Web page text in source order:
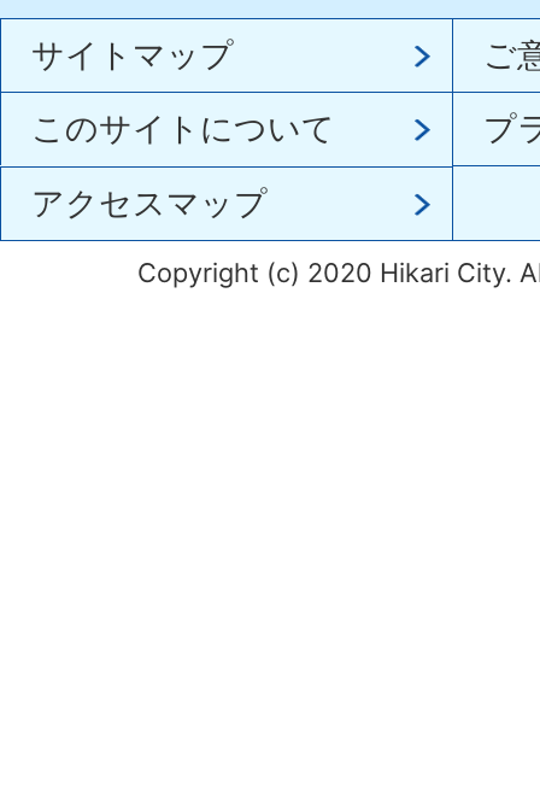
サイトマップ
ご
このサイトについて
プ
アクセスマップ
Copyright (c) 2020 Hikari City.